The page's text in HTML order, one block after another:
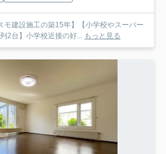
モ建設施工の築15年】【小学校やスーパー
並列2台】小学校近接の好... もっと見る